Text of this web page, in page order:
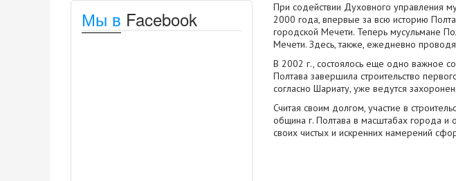
Мы в Facebook
При содействии Духовного управления
2000 года, впервые за всю историю
городской Мечети. Теперь мусульмане
Мечети. Здесь, также, ежедневно
В 2002 г., состоялось еще одно важное
Полтава завершила строительство
согласно Шариату, уже ведутся
Считая своим долгом, участие в
община г. Полтава в масштабах города и
своих чистых и искренних намерений